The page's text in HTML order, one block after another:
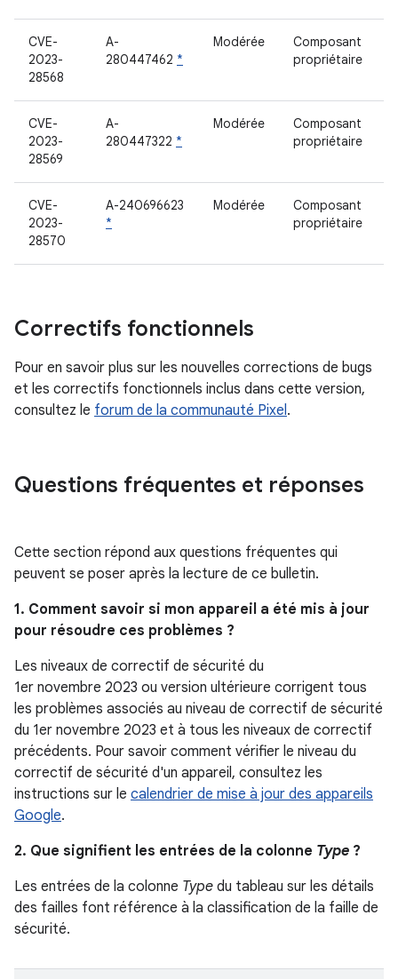
CVE-
2023-
28568
A-
280447462 *
Modérée
Composant
propriétaire
CVE-
2023-
28569
A-
280447322 *
Modérée
Composant
propriétaire
CVE-
2023-
28570
A-240696623
*
Modérée
Composant
propriétaire
Correctifs fonctionnels
Pour en savoir plus sur les nouvelles corrections de bugs
et les correctifs fonctionnels inclus dans cette version,
consultez le forum de la communauté Pixel.
Questions fréquentes et réponses
Cette section répond aux questions fréquentes qui
peuvent se poser après la lecture de ce bulletin.
1. Comment savoir si mon appareil a été mis à jour
pour résoudre ces problèmes ?
Les niveaux de correctif de sécurité du
1er novembre 2023 ou version ultérieure corrigent tous
les problèmes associés au niveau de correctif de sécurité
du 1er novembre 2023 et à tous les niveaux de correctif
précédents. Pour savoir comment vérifier le niveau du
correctif de sécurité d'un appareil, consultez les
instructions sur le calendrier de mise à jour des appareils
Google.
2. Que signifient les entrées de la colonne Type ?
Les entrées de la colonne Type du tableau sur les détails
des failles font référence à la classification de la faille de
sécurité.